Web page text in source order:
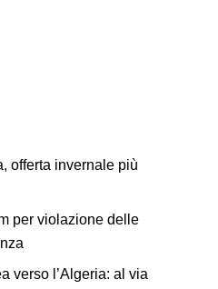
offerta invernale più
per violazione delle
verso l’Algeria: al via